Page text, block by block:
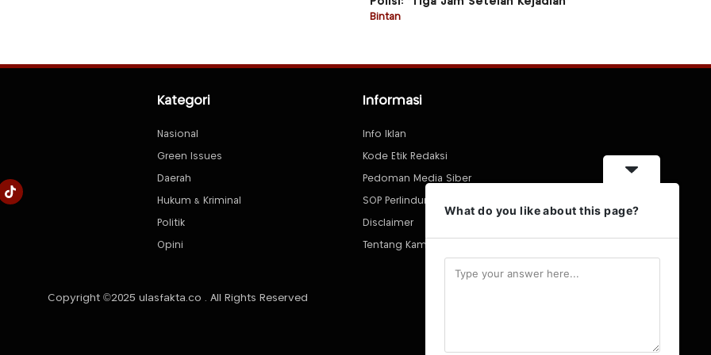
Bintan
Kategori
Nasional
Green Issues
Daerah
Hukum & Kriminal
Politik
Opini
Informasi
Info Iklan
Kode Etik Redaksi
Pedoman Media Siber
SOP Perlindungan Wartawan
Disclaimer
Tentang Kami
Copyright ©2025 ulasfakta.co . All Rights Reserved
What do you like about this page?